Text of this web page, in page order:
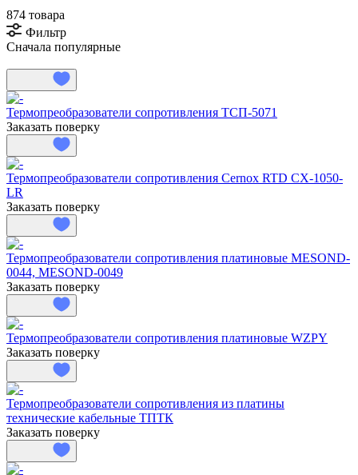
874 товара
Фильтр
Сначала популярные
Термопреобразователи сопротивления ТСП-5071
Заказать поверку
Термопреобразователи сопротивления Cernox RTD CX-1050-
LR
Заказать поверку
Термопреобразователи сопротивления платиновые MESOND-
0044, MESOND-0049
Заказать поверку
Термопреобразователи сопротивления платиновые WZPY
Заказать поверку
Термопреобразователи сопротивления из платины
технические кабельные ТПТК
Заказать поверку